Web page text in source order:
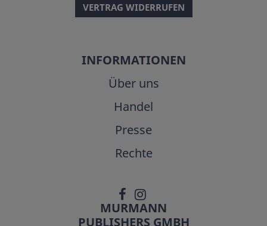
VERTRAG WIDERRUFEN
INFORMATIONEN
Über uns
Handel
Presse
Rechte
MURMANN
PUBLISHERS GMBH